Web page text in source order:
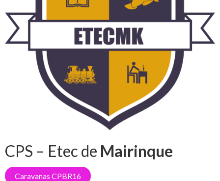
CPS – Etec de Mairinque
Caravanas CPBR16